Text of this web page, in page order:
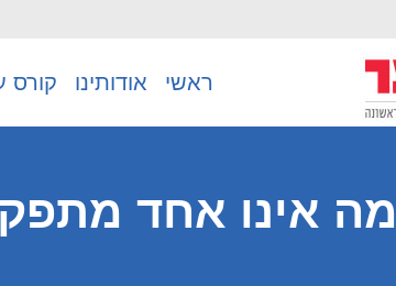
ראשי אודותינו קורס
מה אינו אחד